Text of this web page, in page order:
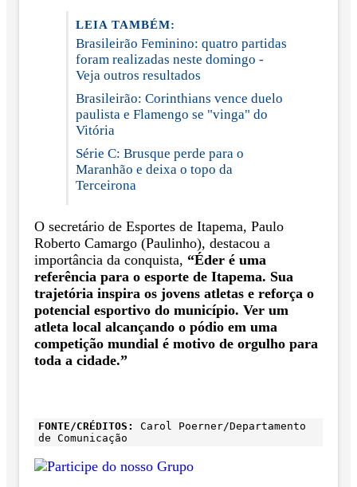
LEIA TAMBÉM:
Brasileirão Feminino: quatro partidas
foram realizadas neste domingo -
Veja outros resultados
Brasileirão: Corinthians vence duelo
paulista e Flamengo se "vinga" do
Vitória
Série C: Brusque perde para o
Maranhão e deixa o topo da
Terceirona
O secretário de Esportes de Itapema, Paulo
Roberto Camargo (Paulinho), destacou a
importância da conquista, “Éder é uma
referência para o esporte de Itapema. Sua
trajetória inspira os jovens atletas e reforça o
potencial esportivo do município. Ver um
atleta local alcançando o pódio em uma
competição mundial é motivo de orgulho para
toda a cidade.”
FONTE/CRÉDITOS:
Carol Poerner/Departamento
de Comunicação